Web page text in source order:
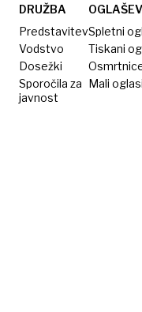
moro
DRUŽBA
Predstavitev
Vodstvo
Dosežki
Sporočila za
javnost
Spletni
Tiskani
Mali oglasi